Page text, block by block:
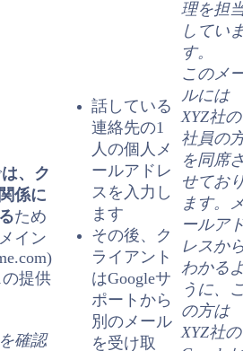
は、ク
係に
ため
イン
提供
確認
話している
連絡先の1
人の個人メ
ールアドレ
スを入力し
ます
その後、ク
ライアント
はGoogleサ
ポートから
別のメール
を受け取
理を担
してい
す。
このメ
ルには
XYZ社の
社員の
を同席
せてお
ます。
ールア
レスか
わかる
うに、
の方は
XYZ社の